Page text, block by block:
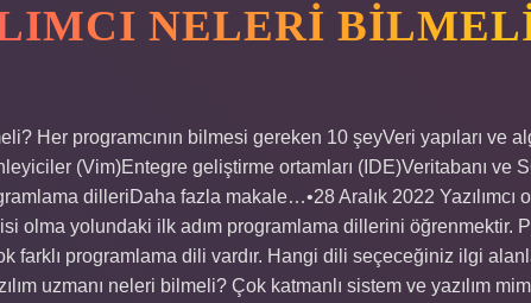
NELERI
Her programcının bilmesi gereken 10 şeyVeri yapıları ve
(Vim)Entegre geliştirme ortamları (IDE)Veritabanı ve
dilleriDaha fazla makale…•28 Aralık 2022 Yazılımcı
olma yolundaki ilk adım programlama dillerini öğrenmektir.
farklı programlama dili vardır. Hangi dili seçeceğiniz ilgi
uzmanı neleri bilmeli? Çok katmanlı sistem ve yazılım